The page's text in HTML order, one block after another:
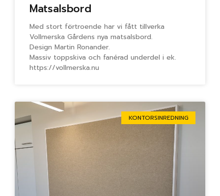
Matsalsbord
Med stort förtroende har vi fått tillverka
Vollmerska Gårdens nya matsalsbord.
Design Martin Ronander.
Massiv toppskiva och fanérad underdel i ek.
https://vollmerska.nu
KONTORSINREDNING